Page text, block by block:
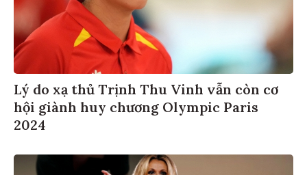
Lý do xạ thủ Trịnh Thu Vinh vẫn còn cơ
hội giành huy chương Olympic Paris
2024